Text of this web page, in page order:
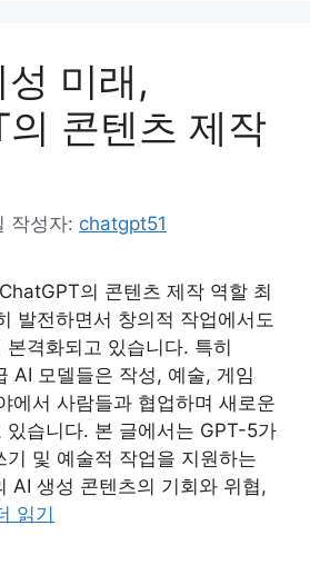
미래,
콘텐츠 제작
작성자: chatgpt51
의 콘텐츠 제작 역할 최
발전하면서 창의적 작업에서도
본격화되고 있습니다. 특히
AI 모델들은 작성, 예술, 게임
에서 사람들과 협업하며 새로운
있습니다. 본 글에서는 GPT-5가
기 및 예술적 작업을 지원하는
AI 생성 콘텐츠의 기회와 위협,
읽기